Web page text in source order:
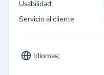
Idiomas:
Usabilidad
Servicio al cliente